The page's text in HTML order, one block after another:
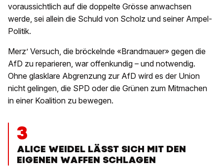
voraussichtlich auf die doppelte Grösse anwachsen
werde, sei allein die Schuld von Scholz und seiner Ampel-
Politik.
Merz’ Versuch, die bröckelnde «Brandmauer» gegen die
AfD zu reparieren, war offenkundig – und notwendig.
Ohne glasklare Abgrenzung zur AfD wird es der Union
nicht gelingen, die SPD oder die Grünen zum Mitmachen
in einer Koalition zu bewegen.
3
ALICE WEIDEL LÄSST SICH MIT DEN
EIGENEN WAFFEN SCHLAGEN